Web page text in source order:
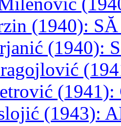
(1940):
(1940):
jlović
(1943):